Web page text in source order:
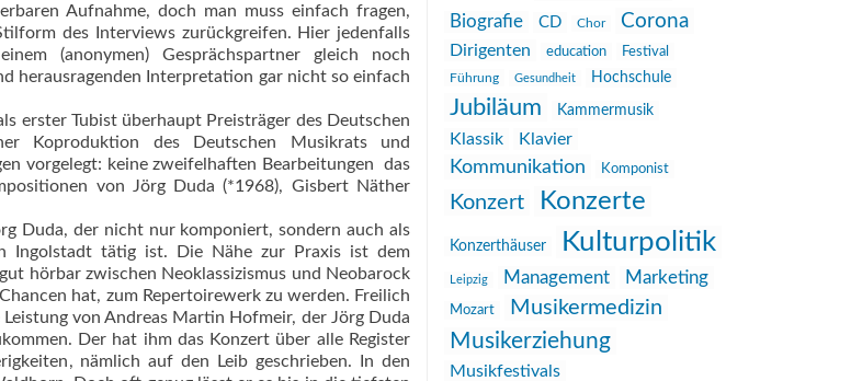
Aufnahme, doch man muss einfach fragen,
des Interviews zurückgreifen. Hier jedenfalls
(anonymen) Gesprächspartner gleich noch
herausragenden Interpretation gar nicht so einfach
erster Tubist überhaupt Preisträger des Deutschen
Koproduktion des Deutschen Musikrats und
vorgelegt: keine zweifelhaften Bearbeitungen  das
von Jörg Duda (*1968), Gisbert Näther
Duda, der nicht nur komponiert, sondern auch als
Ingolstadt tätig ist. Die Nähe zur Praxis ist dem
hörbar zwischen Neoklassizismus und Neobarock
hat, zum Repertoirewerk zu werden. Freilich
von Andreas Martin Hofmeir, der Jörg Duda
Der hat ihm das Konzert über alle Register
nämlich auf den Leib geschrieben. In den
Biografie CD Chor Corona
Dirigenten education
Festival
Führung
Gesundheit Hochschule
Jubiläum Kammermusik
Klassik Klavier
Kommunikation Komponist
Konzert Konzerte
Konzerthäuser Kulturpolitik
Leipzig Management Marketing
Mozart Musikermedizin
Musikerziehung
Musikfestivals